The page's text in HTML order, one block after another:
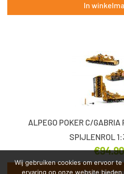
In
ALPEGO POKER C/GABRIA
SPIJLENROL
€94.90
In
Wij gebruiken cookies om ervoor
ervaring op onze website